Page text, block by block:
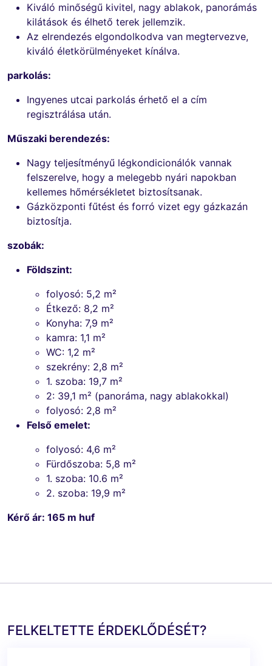
Kiváló minőségű kivitel, nagy ablakok, panorámás
kilátások és élhető terek jellemzik.
Az elrendezés elgondolkodva van megtervezve,
kiváló életkörülményeket kínálva.
parkolás:
Ingyenes utcai parkolás érhető el a cím
regisztrálása után.
Műszaki berendezés:
Nagy teljesítményű légkondicionálók vannak
felszerelve, hogy a melegebb nyári napokban
kellemes hőmérsékletet biztosítsanak.
Gázközponti fűtést és forró vizet egy gázkazán
biztosítja.
szobák:
Földszint:
folyosó: 5,2 m²
Étkező: 8,2 m²
Konyha: 7,9 m²
kamra: 1,1 m²
WC: 1,2 m²
szekrény: 2,8 m²
1. szoba: 19,7 m²
2: 39,1 m² (panoráma, nagy ablakokkal)
folyosó: 2,8 m²
Felső emelet:
folyosó: 4,6 m²
Fürdőszoba: 5,8 m²
1. szoba: 10.6 m²
2. szoba: 19,9 m²
Kérő ár: 165 m huf
FELKELTETTE ÉRDEKLŐDÉSÉT?